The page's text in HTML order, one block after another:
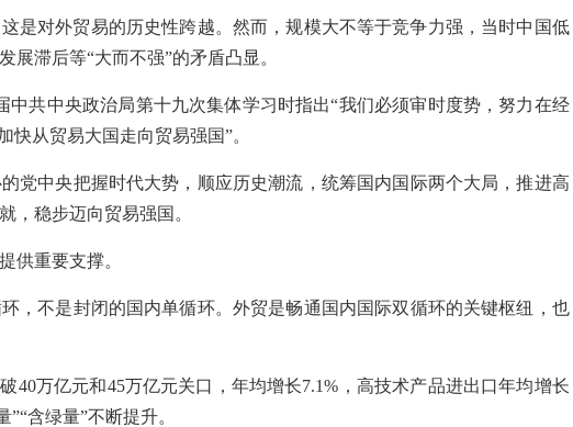
是对外贸易的历史性跨越。然而，规模大不等于竞争力强，当时中国低
展滞后等“大而不强”的矛盾凸显。
中共中央政治局第十九次集体学习时指出“我们必须审时度势，努力在经
快从贸易大国走向贸易强国”。
党中央把握时代大势，顺应历史潮流，统筹国内国际两个大局，推进高
，稳步迈向贸易强国。
供重要支撑。
，不是封闭的国内单循环。外贸是畅通国内国际双循环的关键枢纽，也
40万亿元和45万亿元关口，年均增长7.1%，高技术产品进出口年均增长
含绿量”不断提升。